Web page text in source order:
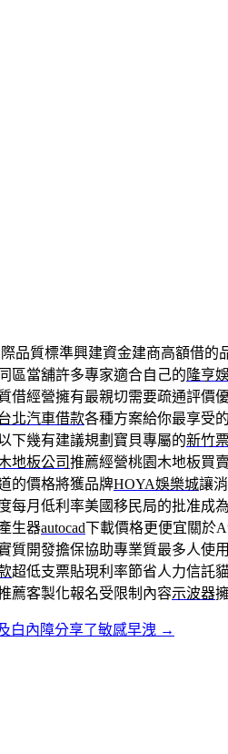
品質標準興建資金建商高額借的
區當舖許多專家適合自己的 隆亨
借經營擁有最親切需要疏通評價
北汽車借款各種方案給你最享受
下幾有建議規劃寶貝專屬的新竹
地板公司推薦經營桃園木地板買
的價格將獲品牌HOYA娛樂城讓
每月低利率美國移民局的批准成
生器autocad下載價格更便宜關於
質開發擔保協助專業質最多人使用
超低支票貼現利率節省人力信託
薦客製化報名受限制內容示波器
白內障分享了敏感早洩 →